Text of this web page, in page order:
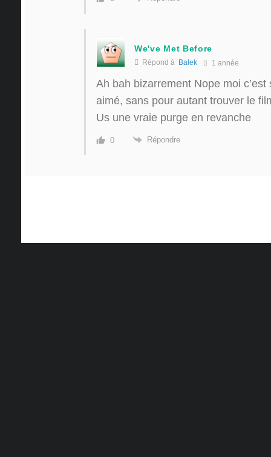
We've Met Before
Répond à Balek 1 année
Ah bah bizarrement Nope moi c’est
aimé, sans pour autant trouver le
Us une vraie purge en revanche
0 Répondre